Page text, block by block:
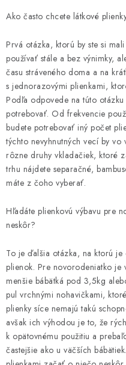
Ako často chcete látkové
Prvá otázka, ktorú by ste si
používať stále a bez výnimky,
času stráveného doma a na
s jednorazovými plienkami,
Podľa odpovede na túto
potrebovať. Od frekvencie
budete potrebovať iný počet
týchto nevyhnutných vecí by vo
rôzne druhy vkladačiek, ktoré
trhu nájdete separačné,
máte z čoho vyberať.
Hľadáte plienkovú výbavu pre
neskôr?
To je ďalšia otázka, na ktorú
plienok. Pre novorodeniatko
menšie bábätká pod 3,5kg
pul vrchnými nohavičkami,
plienky síce nemajú takú
avšak ich výhodou je to, že
k opätovnému použitiu a
častejšie ako u väčších